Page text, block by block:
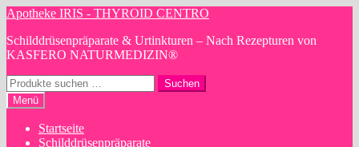
Zur
springen
Zum
springen
Apotheke IRIS - THYROID CENTRO
Schilddrüsenpräparate & Urtinkturen – Nach Rezepturen von
KASFERO NATURMEDIZIN®
Suchen
nach:
Suchen
Menü
Startseite
Schilddrüsenpräparate